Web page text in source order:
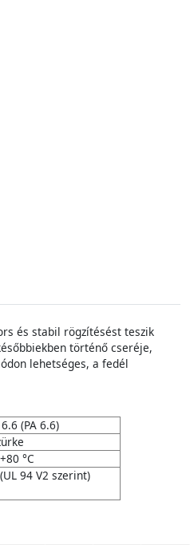
és stabil rögzítésést teszik
történő cseréje,
lehetséges, a fedél
(PA 6.6)
°C
94 V2 szerint)